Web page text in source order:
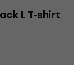
L T-shirt